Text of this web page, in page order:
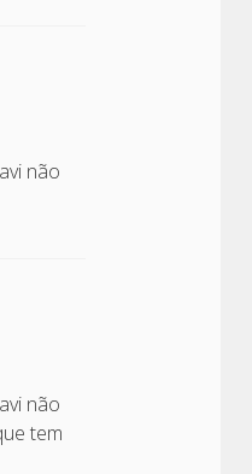
não
não
tem